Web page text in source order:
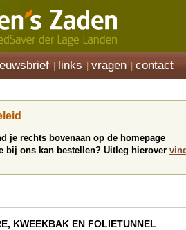
links vragen contact
je rechts bovenaan op de homepage
bij ons kan bestellen? Uitleg hierover
KWEEKBAK EN FOLIETUNNEL